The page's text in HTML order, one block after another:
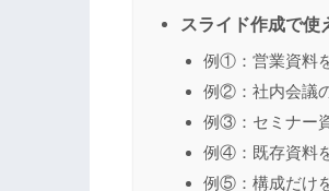
スライド作成で使
例①：営業資料
例②：社内会議
例③：セミナー
例④：既存資料
例⑤：構成だけ